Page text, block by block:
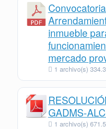
inmueble
mercado
1 archivo(s)
GADMS-
1 archivo(s)